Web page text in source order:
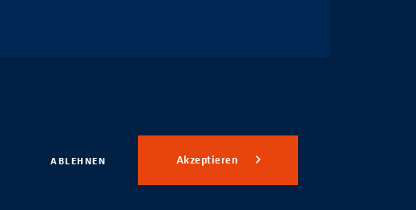
ABLEHNEN Akzeptieren